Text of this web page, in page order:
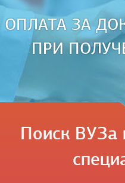
ОПЛАТА ЗА
ПРИ
Поиск ВУЗа